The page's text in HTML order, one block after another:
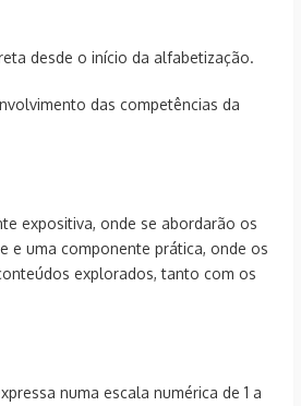
desde o início da alfabetização.
das competências da
expositiva, onde se abordarão os
e uma componente prática, onde os
explorados, tanto com os
numa escala numérica de 1 a